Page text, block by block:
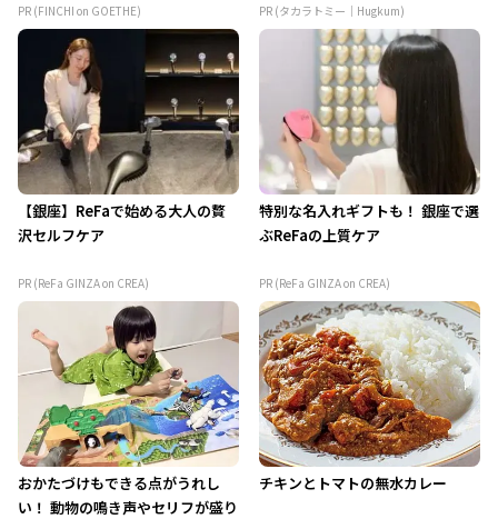
PR (FINCHI on GOETHE) PR (タカラトミー｜Hugkum)
【銀座】ReFaで始める大人の贅
沢セルフケア
PR (ReFa GINZA on CREA)
特別な名入れギフトも！ 銀座で選
ぶReFaの上質ケア
PR (ReFa GINZA on CREA)
おかたづけもできる点がうれし
い！ 動物の鳴き声やセリフが盛り
チキンとトマトの無水カレー